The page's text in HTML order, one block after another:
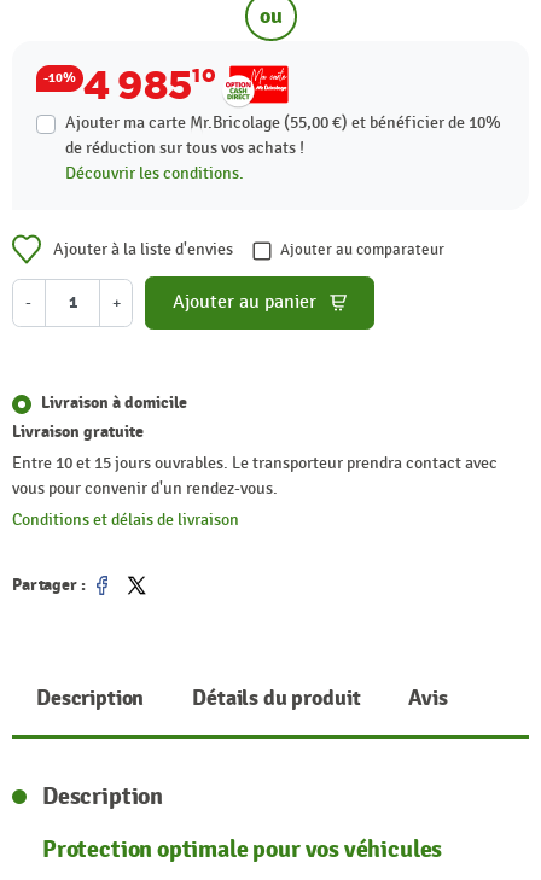
ou
-10% 4 98510
Ajouter ma carte Mr.Bricolage (55,00 €) et bénéficier de 10%
de réduction sur tous vos achats !
Découvrir les conditions.
Ajouter à la liste d'envies Ajouter au comparateur
- + Ajouter au panier
Livraison à domicile
Livraison gratuite
Entre 10 et 15 jours ouvrables. Le transporteur prendra contact avec
vous pour convenir d'un rendez-vous.
Conditions et délais de livraison
Partager :
Partager
Tweet
Description Détails du produit Avis
Description
Protection optimale pour vos véhicules